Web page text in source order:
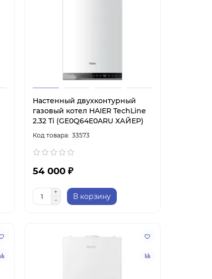
Настенный двухконтурный
газовый котел HAIER TechLine
2.32 Ti (GE0Q64E0ARU ХАЙЕР)
33573
54 000 ₽
В корзину